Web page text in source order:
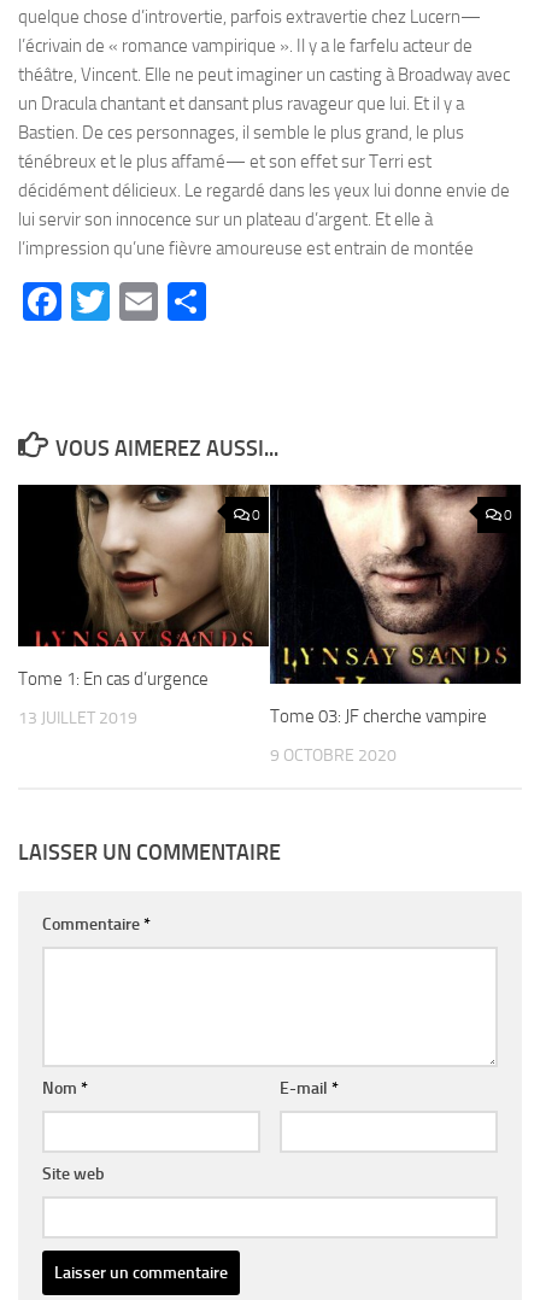
quelque chose d’introvertie, parfois extravertie chez Lucern—
l’écrivain de « romance vampirique ». Il y a le farfelu acteur de
théâtre, Vincent. Elle ne peut imaginer un casting à Broadway avec
un Dracula chantant et dansant plus ravageur que lui. Et il y a
Bastien. De ces personnages, il semble le plus grand, le plus
ténébreux et le plus affamé— et son effet sur Terri est
décidément délicieux. Le regardé dans les yeux lui donne envie de
lui servir son innocence sur un plateau d’argent. Et elle à
l’impression qu’une fièvre amoureuse est entrain de montée
Facebook
Twitter
Email
VOUS AIMEREZ AUSSI...
0
Tome 1: En cas d’urgence
13 JUILLET 2019
0
Tome 03: JF cherche vampire
9 OCTOBRE 2020
LAISSER UN COMMENTAIRE
Commentaire*
Nom * E-mail *
Site web